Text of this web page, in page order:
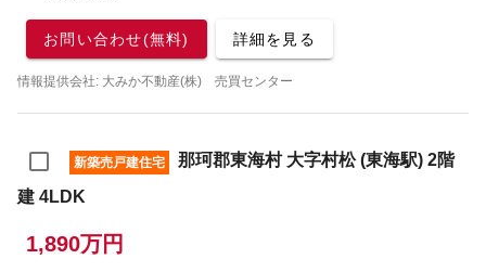
お問い合わせ(無料) 詳細を見る
情報提供会社: 大みか不動産(株) 売買センター
新築売戸建住宅
那珂郡東海村 大字村松 (東海駅) 2階
建 4LDK
1,890万円